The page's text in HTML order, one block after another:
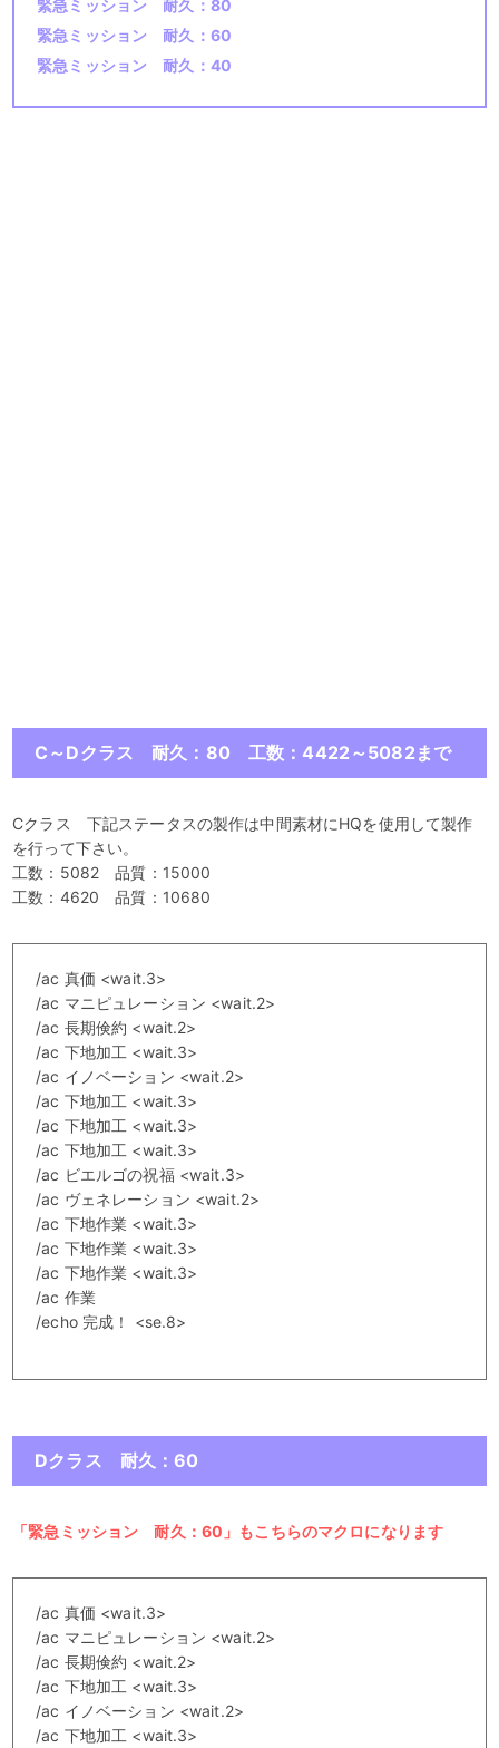
緊急ミッション 耐久：80
緊急ミッション 耐久：60
緊急ミッション 耐久：40
C～Dクラス 耐久：80 工数：4422～5082まで
Cクラス 下記ステータスの製作は中間素材にHQを使用して製作
を行って下さい。
工数：5082 品質：15000
工数：4620 品質：10680
/ac 真価 <wait.3>
/ac マニピュレーション <wait.2>
/ac 長期倹約 <wait.2>
/ac 下地加工 <wait.3>
/ac イノベーション <wait.2>
/ac 下地加工 <wait.3>
/ac 下地加工 <wait.3>
/ac 下地加工 <wait.3>
/ac ビエルゴの祝福 <wait.3>
/ac ヴェネレーション <wait.2>
/ac 下地作業 <wait.3>
/ac 下地作業 <wait.3>
/ac 下地作業 <wait.3>
/ac 作業
/echo 完成！ <se.8>
Dクラス 耐久：60
「緊急ミッション 耐久：60」もこちらのマクロになります
/ac 真価 <wait.3>
/ac マニピュレーション <wait.2>
/ac 長期倹約 <wait.2>
/ac 下地加工 <wait.3>
/ac イノベーション <wait.2>
/ac 下地加工 <wait.3>